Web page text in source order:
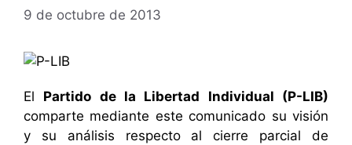
9 de octubre de 2013
El Partido de la Libertad Individual (P-LIB)
comparte mediante este comunicado su visión
y su análisis respecto al cierre parcial de